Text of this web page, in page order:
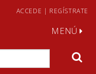
ACCEDE | REGÍSTRATE
MENÚ